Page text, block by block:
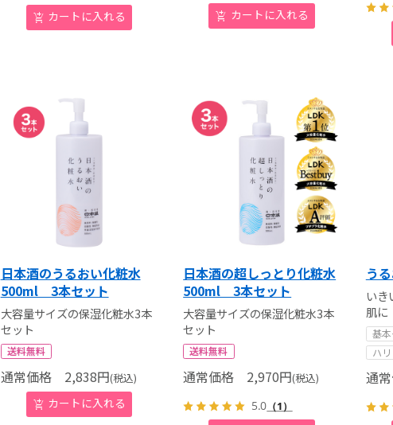
日本酒のうるおい化粧水
500ml 3本セット
大容量サイズの保湿化粧水3本
セット
送料無料
通常価格2,838円(税込)
日本酒の超しっとり化粧水
500ml 3本セット
大容量サイズの保湿化粧水3本
セット
送料無料
通常価格 2,970円(税込)
5.0 （1）
う
いき
肌に
基
ハ
通